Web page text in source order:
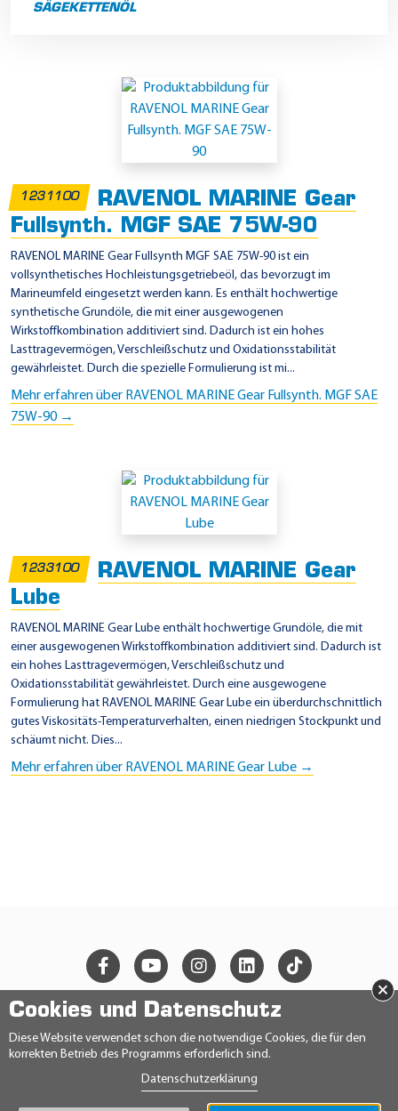
SÄGEKETTENÖL
n
e
-
G
e
t
r
i
e
b
o
d
u
k
t
e
1231100
RAVENOL MARINE Gear
Fullsynth. MGF SAE 75W-90
RAVENOL MARINE Gear Fullsynth MGF SAE 75W-90 ist ein
vollsynthetisches Hochleistungsgetriebeöl, das bevorzugt im
Marineumfeld eingesetzt werden kann. Es enthält hochwertige
synthetische Grundöle, die mit einer ausgewogenen
Wirkstoffkombination additiviert sind. Dadurch ist ein hohes
Lasttragevermögen, Verschleißschutz und Oxidationsstabilität
gewährleistet. Durch die spezielle Formulierung ist mi...
Mehr erfahren über RAVENOL MARINE Gear Fullsynth. MGF SAE
75W-90 →
1233100
RAVENOL MARINE Gear
Lube
RAVENOL MARINE Gear Lube enthält hochwertige Grundöle, die mit
einer ausgewogenen Wirkstoffkombination additiviert sind. Dadurch ist
ein hohes Lasttragevermögen, Verschleißschutz und
Oxidationsstabilität gewährleistet. Durch eine ausgewogene
Formulierung hat RAVENOL MARINE Gear Lube ein überdurchschnittlich
gutes Viskositäts-Temperaturverhalten, einen niedrigen Stockpunkt und
schäumt nicht. Dies...
Mehr erfahren über RAVENOL MARINE Gear Lube →
Cookies und Datenschutz
Diese Website verwendet schon die notwendige Cookies, die für den
korrekten Betrieb des Programms erforderlich sind.
Datenschutzerklärung
×
DATENSCHUTZERKLÄRUNG
IMPRESSUM